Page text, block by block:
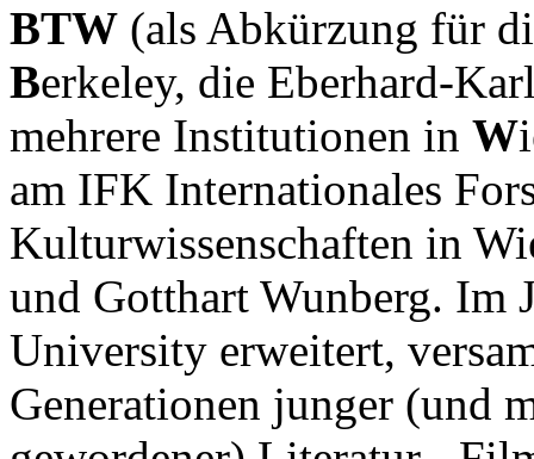
BTW (als Abkürzung für
Berkeley, die Eberhard-
mehrere Institutionen in W
am IFK Internationales
Kulturwissenschaften in
und Gotthart Wunberg. Im
University erweitert,
Generationen junger (und